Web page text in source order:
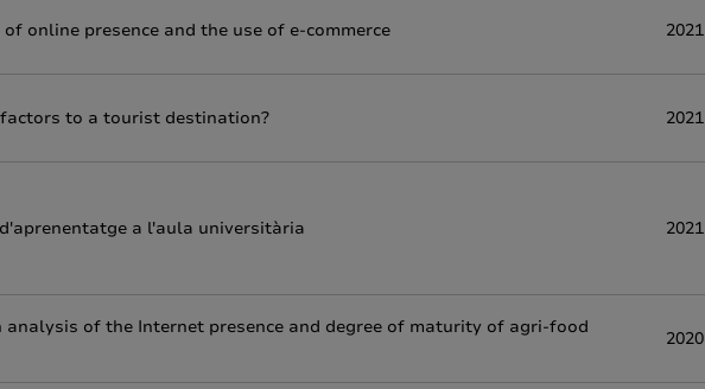
online presence and the use of e-commerce 2021
to a tourist destination? 2021
a l'aula universitària 2021
of the Internet presence and degree of maturity of agri-food
2020